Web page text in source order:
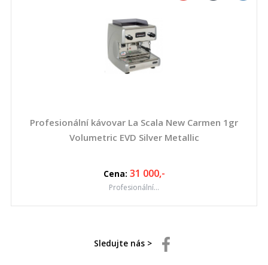
Profesionální kávovar La Scala New Carmen 1gr
Volumetric EVD Silver Metallic
Cena: 31 000,-
Profesionální...
Sledujte nás >